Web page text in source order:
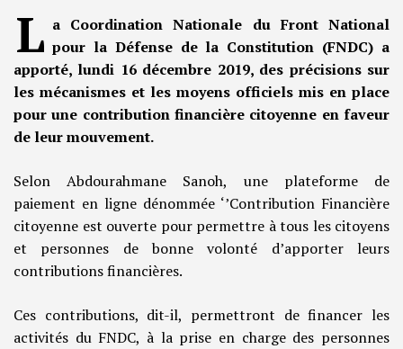
L a Coordination Nationale du Front National
pour la Défense de la Constitution (FNDC) a
apporté, lundi 16 décembre 2019, des précisions sur
les mécanismes et les moyens officiels mis en place
pour une contribution financière citoyenne en faveur
de leur mouvement.
Selon Abdourahmane Sanoh, une plateforme de
paiement en ligne dénommée ‘’Contribution Financière
citoyenne est ouverte pour permettre à tous les citoyens
et personnes de bonne volonté d’apporter leurs
contributions financières.
Ces contributions, dit-il, permettront de financer les
activités du FNDC, à la prise en charge des personnes